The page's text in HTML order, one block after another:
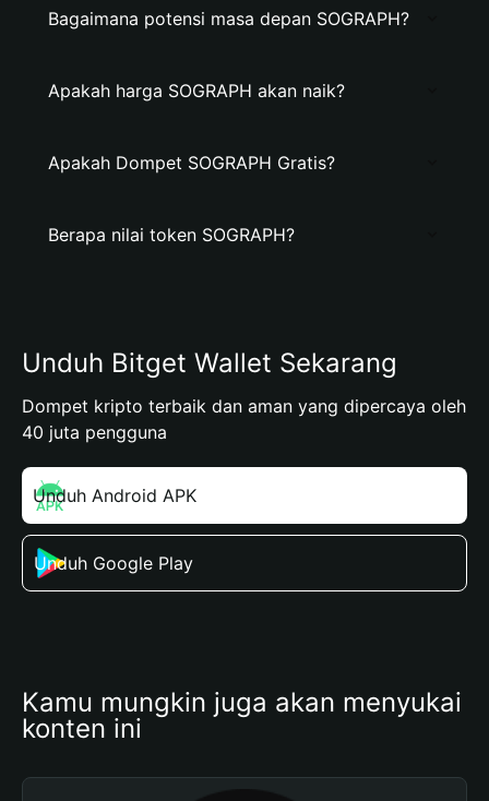
Bagaimana potensi masa depan SOGRAPH?
Apakah harga SOGRAPH akan naik?
Apakah Dompet SOGRAPH Gratis?
Berapa nilai token SOGRAPH?
Unduh Bitget Wallet Sekarang
Dompet kripto terbaik dan aman yang dipercaya oleh
40 juta pengguna
Unduh Android APK
Unduh Google Play
Kamu mungkin juga akan menyukai
konten ini